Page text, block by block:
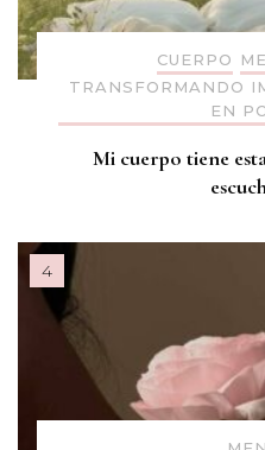
CUERPO
TRANSFORMANDO
EN
Mi cuerpo tiene